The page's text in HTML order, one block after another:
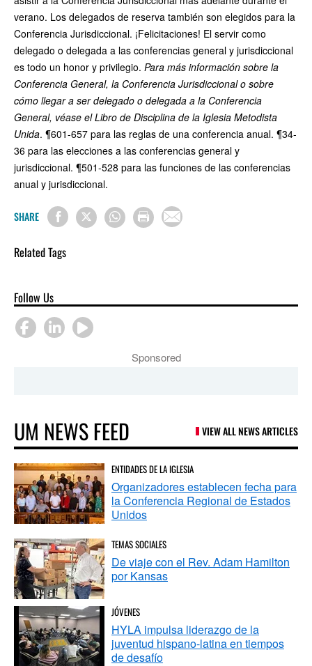
verano. Los delegados de reserva también son elegidos para la
Conferencia Jurisdiccional. ¡Felicitaciones! El servir como
delegado o delegada a las conferencias general y jurisdiccional
es todo un honor y privilegio. Para más información sobre la
Conferencia General, la Conferencia Jurisdiccional o sobre
cómo llegar a ser delegado o delegada a la Conferencia
General, véase el Libro de Disciplina de la Iglesia Metodista
Unida. ¶601-657 para las reglas de una conferencia anual. ¶34-
36 para las elecciones a las conferencias general y
jurisdiccional. ¶501-528 para las funciones de las conferencias
anual y jurisdiccional.
SHARE
Related Tags
Follow Us
Sponsored
UM NEWS FEED VIEW ALL NEWS ARTICLES
ENTIDADES DE LA IGLESIA
Organizadores establecen fecha para
la Conferencia Regional de Estados
Unidos
TEMAS SOCIALES
De viaje con el Rev. Adam Hamilton
por Kansas
JÓVENES
HYLA impulsa liderazgo de la
juventud hispano-latina en tiempos
de desafío